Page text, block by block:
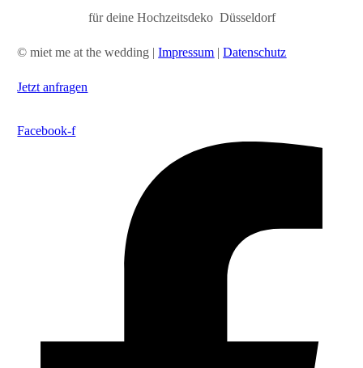
für deine Hochzeitsdeko Düsseldorf
© miet me at the wedding |Impressum |Datenschutz
Jetzt anfragen
Facebook-f